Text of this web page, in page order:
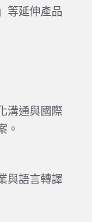
」等延伸產品
溝通與國際
。
與語言轉譯